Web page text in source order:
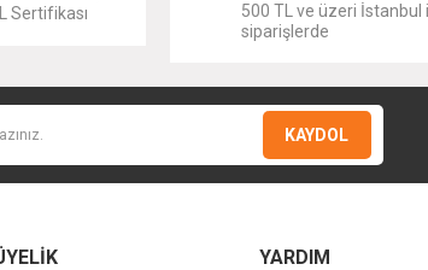
Sertifikası
500 TL ve üzeri İstanbul
siparişlerde
KAYDOL
YARDIM